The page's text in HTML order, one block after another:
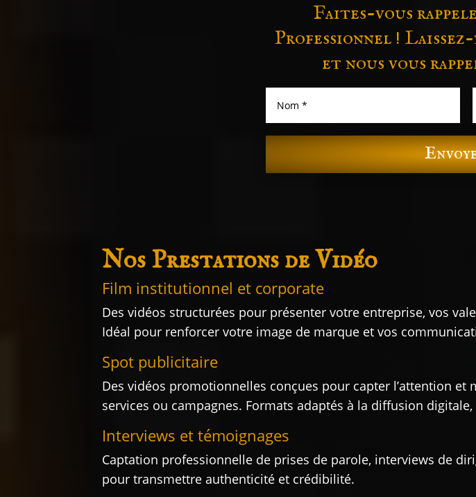
Faites-vous
Professionnel !
et nous vous
Nos Prestations de Vidéo
Film institutionnel et corporate
Des vidéos structurées pour présenter votre entreprise, vos
Idéal pour renforcer votre image de marque et vos
Spot publicitaire
Des vidéos promotionnelles conçues pour capter l’attention et
services ou campagnes. Formats adaptés à la diffusion
Interviews et témoignages
Captation professionnelle de prises de parole, interviews de
pour transmettre authenticité et crédibilité.